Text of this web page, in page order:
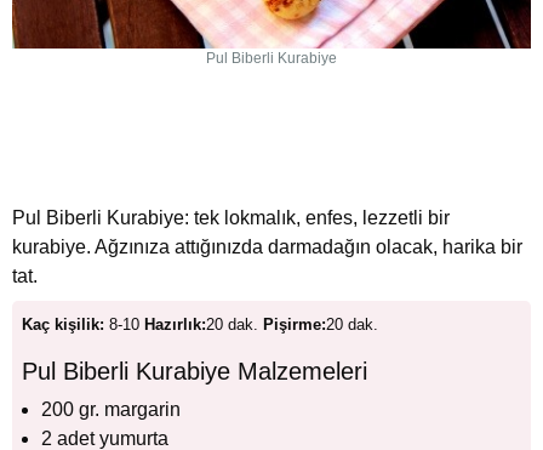
Pul Biberli Kurabiye
Pul Biberli Kurabiye: tek lokmalık, enfes, lezzetli bir
kurabiye. Ağzınıza attığınızda darmadağın olacak, harika bir
tat.
Kaç kişilik: 8-10 Hazırlık:20 dak. Pişirme:20 dak.
Pul Biberli Kurabiye Malzemeleri
200 gr. margarin
2 adet yumurta